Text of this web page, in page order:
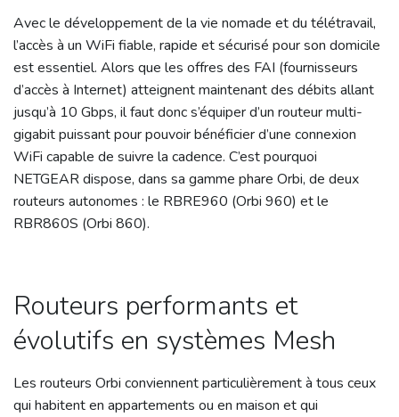
Avec le développement de la vie nomade et du télétravail,
l’accès à un WiFi fiable, rapide et sécurisé pour son domicile
est essentiel. Alors que les offres des FAI (fournisseurs
d’accès à Internet) atteignent maintenant des débits allant
jusqu’à 10 Gbps, il faut donc s’équiper d’un routeur multi-
gigabit puissant pour pouvoir bénéficier d’une connexion
WiFi capable de suivre la cadence. C’est pourquoi
NETGEAR dispose, dans sa gamme phare Orbi, de deux
routeurs autonomes : le RBRE960 (Orbi 960) et le
RBR860S (Orbi 860).
Routeurs performants et
évolutifs en systèmes Mesh
Les routeurs Orbi conviennent particulièrement à tous ceux
qui habitent en appartements ou en maison et qui